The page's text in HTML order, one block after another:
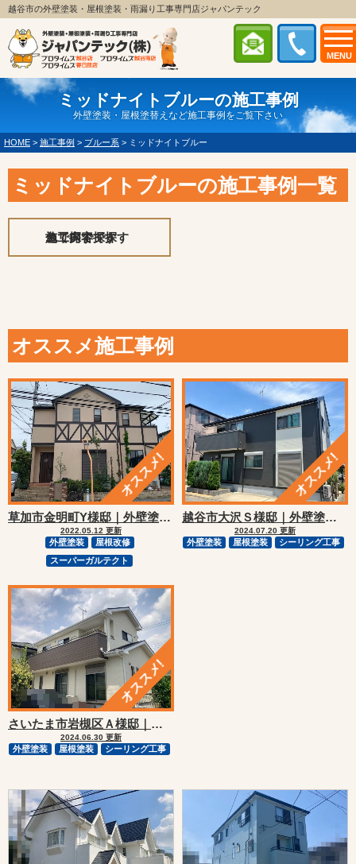
MENU
越谷市の外壁塗装・屋根塗装・雨漏り工事専門店ジャパンテック
ミッドナイトブルーの施工事例
外壁塗装・屋根塗替えなど施工事例をご覧下さい
HOME > 施工事例 > ブルー系 > ミッドナイトブルー
ミッドナイトブルーの施工事例一覧
施工内容で探す
エリアで探す
色で探す
オススメ施工事例
草加市金明町Y様邸｜外壁塗装・屋根カバーリフォーム
2022.05.12 更新
外壁塗装
屋根改修
スーパーガルテクト
越谷市大沢Ｓ様邸｜外壁塗装・屋根塗装リフォーム
2024.07.20 更新
外壁塗装 屋根塗装 シーリング工事
さいたま市岩槻区Ａ様邸｜外壁塗装・屋根塗装リフォーム
2024.06.30 更新
外壁塗装 屋根塗装 シーリング工事